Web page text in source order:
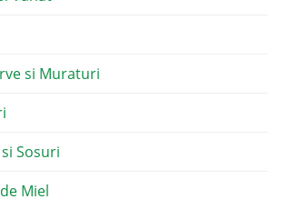
si Muraturi
Sosuri
Miel